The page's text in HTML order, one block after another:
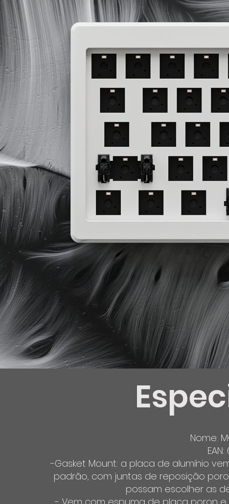
Nome:
-Gasket Mount: a placa de alumínio
padrão, com juntas de reposição
possam escolher as